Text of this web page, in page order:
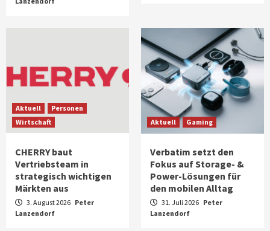
Aktuell
Personen
Wirtschaft
CHERRY baut
Vertriebsteam in
strategisch wichtigen
Märkten aus
3. August 2026 Peter
Lanzendorf
Aktuell Gaming
Verbatim setzt den
Fokus auf Storage- &
Power-Lösungen für
den mobilen Alltag
31. Juli 2026 Peter
Lanzendorf